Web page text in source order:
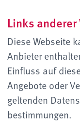
Links
Diese Webseite
Anbieter
Einfluss auf
Angebote oder
geltenden
bestimmungen.